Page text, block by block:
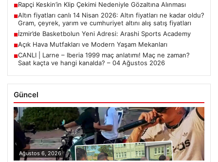
■Rapçi Keskin’in Klip Çekimi Nedeniyle Gözaltına Alınması
■Altın fiyatları canlı 14 Nisan 2026: Altın fiyatları ne kadar oldu?
Gram, çeyrek, yarım ve cumhuriyet altını alış satış fiyatları
■İzmir’de Basketbolun Yeni Adresi: Arashi Sports Academy
■Açık Hava Mutfakları ve Modern Yaşam Mekanları
■CANLI | Larne – Iberia 1999 maç anlatımı! Maç ne zaman?
Saat kaçta ve hangi kanalda? – 04 Ağustos 2026
Güncel
Ağustos 6, 2026